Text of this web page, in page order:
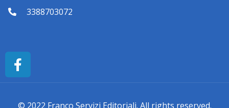
3388703072
© 2022 Franco Servizi Editoriali. All rights reserved.